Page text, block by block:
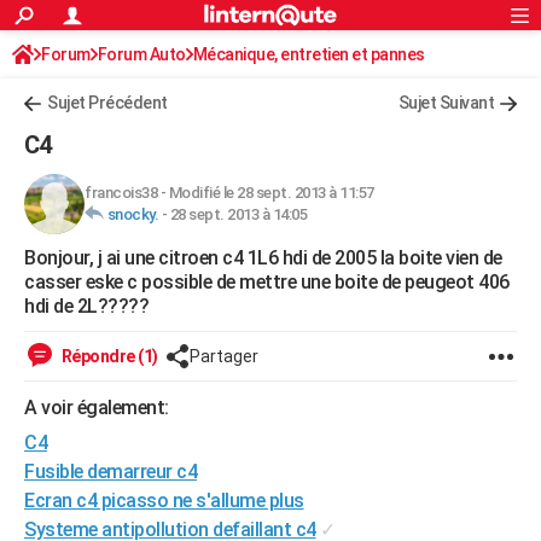
ACTUALITÉS
Politique
Société
Faits Divers
Education
Monde
Villes
+
FINANCE
Retraite
Impôts
Epargne
Immobilier
Risques naturels par ville
Banque
Assurance
Crédit
AUTO
Essais
Réserver un essai
Citadines
Berlines
SUV
Forum auto
+HIGH-TECH
Mobiles
Meilleur smartphone
Internet
Ordinateurs
Jeux vidéo
Guide high-tech
+
Forum
Aménagement intérieur
Extérieur
Cuisine
Salle de bains
Jardinage
Rangement
WEEK-END
Guides de France
Escapades
Patrimoine
Expositions
Musées
Week-end nature
+LIFESTYLE
Art de vivre
Bien-être
Loisirs
Mode
Modes de vie
SANTE
Alimentation
Guide de la santé
Maladies
Médicaments
Sommeil
VOYAGE
Rechercher
S'inscrire
Connexion
Forum Forum Auto Mécanique, entretien et pannes
Sujet Précédent Sujet Suivant
C4
francois38- Modifié le 28 sept. 2013 à 11:57
snocky. - 28 sept. 2013 à 14:05
Bonjour, j ai une citroen c4 1L6 hdi de 2005 la boite vien de
casser eske c possible de mettre une boite de peugeot 406
hdi de 2L?????
Répondre (1) Partager
A voir également:
C4
Fusible demarreur c4
Ecran c4 picasso ne s'allume plus
Systeme antipollution defaillant c4 ✓